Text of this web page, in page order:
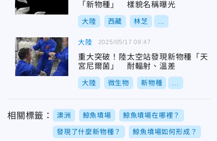
「新物種」 樣貌名稱曝光
大陸 西藏 林芝
大陸
重大突破！陸太空站發現新物種「天
宮尼爾菌」 耐輻射、溫差
大陸 微生物 新物種
2025/05/17 09:47
相關標籤： 澳洲 鯨魚墳場 鯨魚墳場在哪裡？
發現了什麼新物種？ 鯨魚墳場如何形成？